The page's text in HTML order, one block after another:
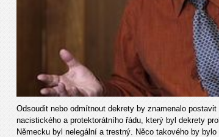
Odsoudit nebo odmítnout dekrety by znamenalo
nacistického a protektorátního řádu, který byl dekrety
Německu byl nelegální a trestný. Něco takového by